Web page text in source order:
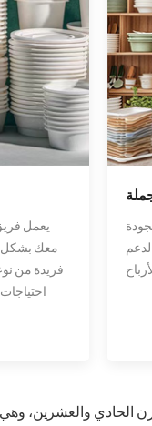
يعمل
معك بشكل
فريدة من